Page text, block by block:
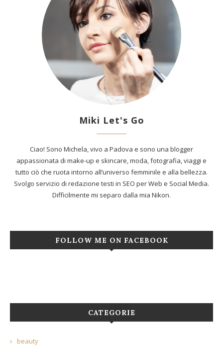
Miki Let's Go
Ciao! Sono Michela, vivo a Padova e sono una blogger
appassionata di make-up e skincare, moda, fotografia, viaggi e
tutto ciò che ruota intorno all’universo femminile e alla bellezza.
Svolgo servizio di redazione testi in SEO per Web e Social Media.
Difficilmente mi separo dalla mia Nikon.
FOLLOW ME ON FACEBOOK
CATEGORIE
beauty